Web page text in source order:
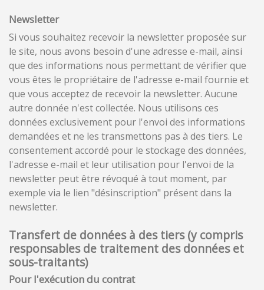
Newsletter
Si vous souhaitez recevoir la newsletter proposée sur
le site, nous avons besoin d'une adresse e-mail, ainsi
que des informations nous permettant de vérifier que
vous êtes le propriétaire de l'adresse e-mail fournie et
que vous acceptez de recevoir la newsletter. Aucune
autre donnée n'est collectée. Nous utilisons ces
données exclusivement pour l'envoi des informations
demandées et ne les transmettons pas à des tiers. Le
consentement accordé pour le stockage des données,
l'adresse e-mail et leur utilisation pour l'envoi de la
newsletter peut être révoqué à tout moment, par
exemple via le lien "désinscription" présent dans la
newsletter.
Transfert de données à des tiers (y compris
responsables de traitement des données et
sous-traitants)
Pour l'exécution du contrat